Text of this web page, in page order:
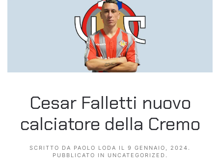
Cesar Falletti nuovo
calciatore della Cremo
SCRITTO DA PAOLO LODA IL 9 GENNAIO, 2024 .
PUBBLICATO IN UNCATEGORIZED .